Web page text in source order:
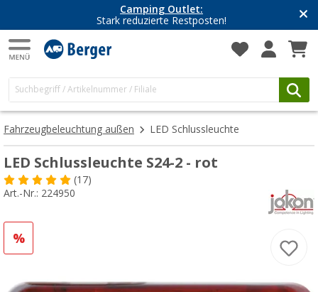
Camping Outlet:
Stark reduzierte Restposten!
Fahrzeugbeleuchtung außen LED Schlussleuchte
LED Schlussleuchte S24-2 - rot
(17)
Art.-Nr.: 224950
%